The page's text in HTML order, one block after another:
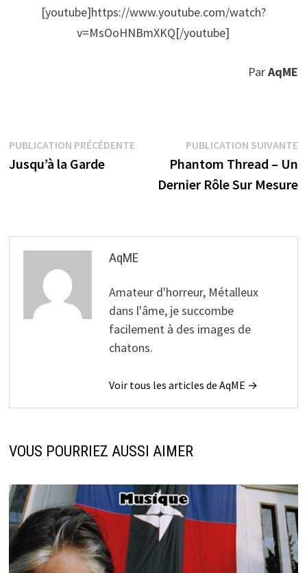
[youtube]https://www.youtube.com/watch?
v=MsOoHNBmXKQ[/youtube]
ParAqME
Navigation
de
PUBLICATION PRÉCÉDENTEPublication
précédente :
Jusqu’à la Garde
PUBLICATION SUIVANTE
Phantom Thread – Un
Dernier Rôle Sur Mesure
AqME
Amateur d'horreur, Métalleux
dans l'âme, je succombe
facilement à des images de
chatons.
Voir tous les articles de AqME →
VOUS POURRIEZ AUSSI AIMER